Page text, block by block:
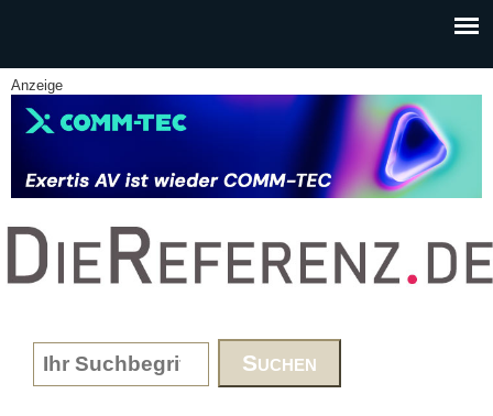
Anzeige
www.DieReferenz.de
Search form